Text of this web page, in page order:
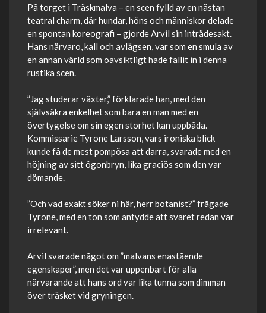
På torget i Träskmalva – en scen fylld av en nästan
teatral charm, där hundar, höns och människor delade
en spontan koreografi – gjorde Arvil sin inträdesakt.
Hans närvaro, kall och avlägsen, var som en smula av
en annan värld som oavsiktligt hade fallit in i denna
rustika scen.
”Jag studerar växter,” förklarade han, med den
självsäkra enkelhet som bara en man med en
övertygelse om sin egen storhet kan uppbåda.
Kommissarie Tyrone Larsson, vars ironiska blick
kunde få de mest pompösa att darra, svarade med en
höjning av sitt ögonbryn, lika graciös som den var
dömande.
”Och vad exakt söker ni här, herr botanist?” frågade
Tyrone, med en ton som antydde att svaret redan var
irrelevant.
Arvil svarade något om ”malvans enastående
egenskaper”, men det var uppenbart för alla
närvarande att hans ord var lika tunna som dimman
över träsket vid gryningen.